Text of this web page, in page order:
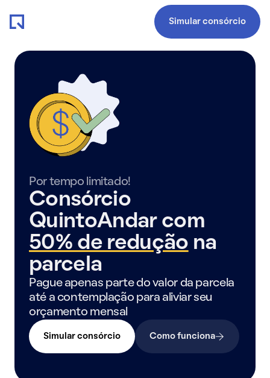
Simular consórcio
Por tempo limitado!
Consórcio
QuintoAndar com
50% de redução na
parcela
Pague apenas parte do valor da parcela
até a contemplação para aliviar seu
orçamento mensal
Simular consórcio Como funciona